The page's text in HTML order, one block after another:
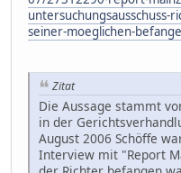
untersuchungsausschuss-
seiner-moeglichen-
Zitat
Die Aussage stammt
in der
August 2006 Schöffe
Interview mit "Report